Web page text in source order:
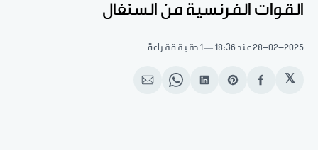
القوات الفرنسية من السنغال
28-02-2025عند 18:36 1 دقيقة قراءة
𝕏
انشر
الفيسبوك
Share
Pinterest
انشر
لينكد
Share
WhatsApp
انشر
الإيميل